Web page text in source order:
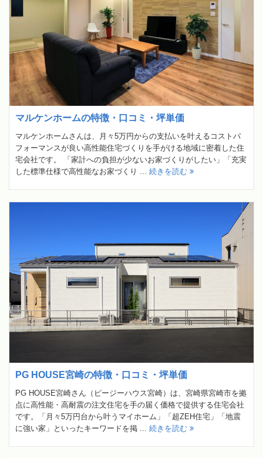
マルケンホームの特徴・口コミ・坪単価
マルケンホームさんは、月々5万円からの支払いを叶えるコストパ
フォーマンスが良い高性能住宅づくりを手がける地域に密着した住
宅会社です。 「家計への負担が少ないお家づくりがしたい」「充実
した標準仕様で高性能なお家づくり ... 続きを読む
PG HOUSE宮崎の特徴・口コミ・坪単価
PG HOUSE宮崎さん（ピージーハウス宮崎）は、宮崎県宮崎市を拠
点に高性能・高耐震の注文住宅を手の届く価格で提供する住宅会社
です。「月々5万円台から叶うマイホーム」「超ZEH住宅」「地震
に強い家」といったキーワードを掲 ... 続きを読む